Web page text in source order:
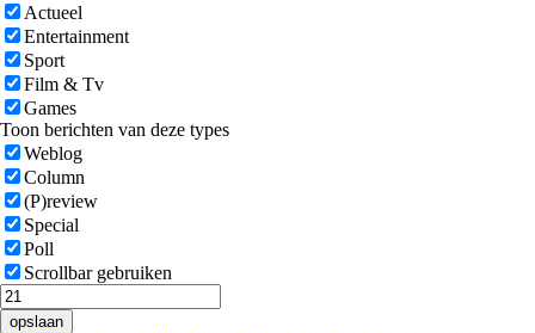
Actueel
Entertainment
Sport
Film & Tv
Games
Toon berichten van deze types
Weblog
Column
(P)review
Special
Poll
Scrollbar gebruiken
opslaan